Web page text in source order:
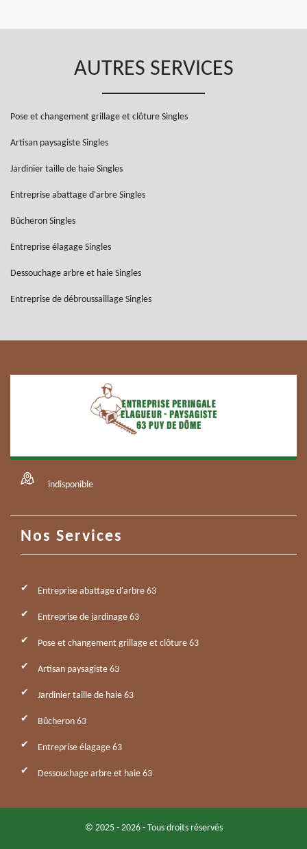
AUTRES SERVICES
Pose et changement grillage et clôture Singles
Artisan paysagiste Singles
Jardinier taille de haie Singles
Entreprise abattage d'arbre Singles
Bûcheron Singles
Entreprise élagage Singles
Dessouchage arbre et haie Singles
Entreprise de débroussaillage Singles
indisponible
Nos Services
Entreprise abattage d'arbre 63
Entreprise de jardinage 63
Pose et changement grillage et clôture 63
Artisan paysagiste 63
Jardinier taille de haie 63
Bûcheron 63
Entreprise élagage 63
Dessouchage arbre et haie 63
© 2025 - 2026 - Tous droits réservés